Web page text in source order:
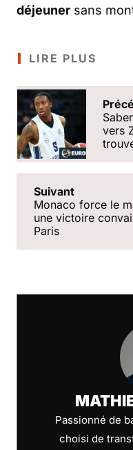
déjeuner sans
LIRE PLUS
vers
Suivant
Monaco force le
une victoire
Paris
Passionné de
choisi de